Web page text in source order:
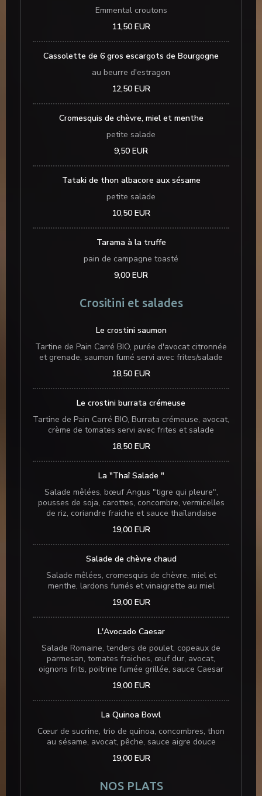
Emmental croutons
11,50 EUR
Cassolette de 6 gros escargots de Bourgogne
au beurre d'estragon
12,50 EUR
Cromesquis de chèvre, miel et menthe
petite salade
9,50 EUR
Tataki de thon albacore aux sésame
petite salade
10,50 EUR
Tarama à la truffe
pain de campagne toasté
9,00 EUR
Crositini et salades
Le crostini saumon
Tartine de Pain Carré BIO, purée d'avocat citronnée
et grenade, saumon fumé servi avec frites/salade
18,50 EUR
Le crostini burrata crémeuse
Tartine de Pain Carré BIO, Burrata crémeuse, avocat,
crème de tomates servi avec frites et salade
18,50 EUR
La "Thaî Salade "
Salade mêlées, bœuf Angus "tigre qui pleure",
pousses de soja, carottes, concombre, vermicelles
de riz, coriandre fraiche et sauce thaïlandaise
19,00 EUR
Salade de chèvre chaud
Salade mêlées, cromesquis de chèvre, miel et
menthe, lardons fumés et vinaigrette au miel
19,00 EUR
L'Avocado Caesar
Salade Romaine, tenders de poulet, copeaux de
parmesan, tomates fraiches, œuf dur, avocat,
oignons frits, poitrine fumée grillée, sauce Caesar
19,00 EUR
La Quinoa Bowl
Cœur de sucrine, trio de quinoa, concombres, thon
au sésame, avocat, pêche, sauce aigre douce
19,00 EUR
NOS PLATS